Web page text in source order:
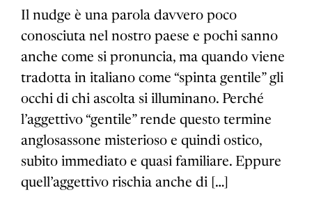
Il nudge è una parola davvero poco
conosciuta nel nostro paese e pochi sanno
anche come si pronuncia, ma quando viene
tradotta in italiano come “spinta gentile” gli
occhi di chi ascolta si illuminano. Perché
l’aggettivo “gentile” rende questo termine
anglosassone misterioso e quindi ostico,
subito immediato e quasi familiare. Eppure
quell’aggettivo rischia anche di […]